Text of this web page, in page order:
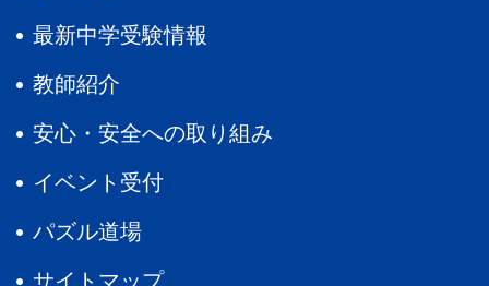
最新中学受験情報
教師紹介
安心・安全への取り組み
イベント受付
パズル道場
サイトマップ